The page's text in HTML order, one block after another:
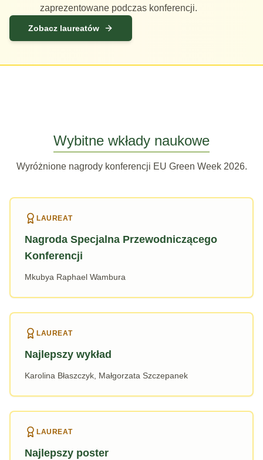
zaprezentowane podczas konferencji.
Zobacz laureatów
Wybitne wkłady naukowe
Wyróżnione nagrody konferencji EU Green Week 2026.
LAUREAT
Nagroda Specjalna Przewodniczącego
Konferencji
Mkubya Raphael Wambura
LAUREAT
Najlepszy wykład
Karolina Błaszczyk, Małgorzata Szczepanek
LAUREAT
Najlepszy poster